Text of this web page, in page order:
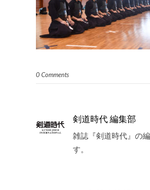
0 Comments
剣道時代 編集部
雑誌『剣道時代』の
す。